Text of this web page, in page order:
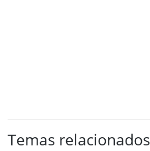
Temas relacionados